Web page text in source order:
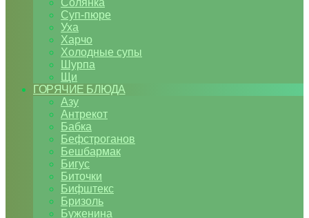
Солянка
Суп-пюре
Уха
Харчо
Холодные супы
Шурпа
Щи
ГОРЯЧИЕ БЛЮДА
Азу
Антрекот
Бабка
Бефстроганов
Бешбармак
Бигус
Биточки
Бифштекс
Бризоль
Буженина